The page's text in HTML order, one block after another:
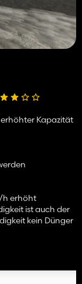
Kapazität
h erhöht
ist auch der
kein Dünger